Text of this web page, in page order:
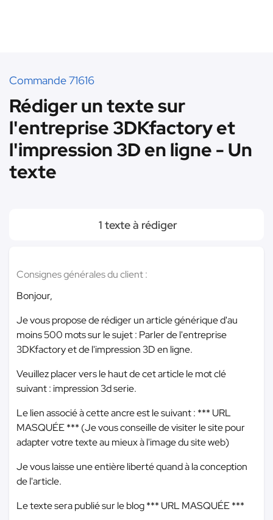
Commande 71616
Rédiger un texte sur
l'entreprise 3DKfactory et
l'impression 3D en ligne - Un
texte
1 texte à rédiger
Consignes générales du client :
Bonjour,
Je vous propose de rédiger un article générique d'au
moins 500 mots sur le sujet : Parler de l'entreprise
3DKfactory et de l'impression 3D en ligne.
Veuillez placer vers le haut de cet article le mot clé
suivant : impression 3d serie.
Le lien associé à cette ancre est le suivant : *** URL
MASQUÉE *** (Je vous conseille de visiter le site pour
adapter votre texte au mieux à l'image du site web)
Je vous laisse une entière liberté quand à la conception
de l'article.
Le texte sera publié sur le blog*** URL MASQUÉE ***